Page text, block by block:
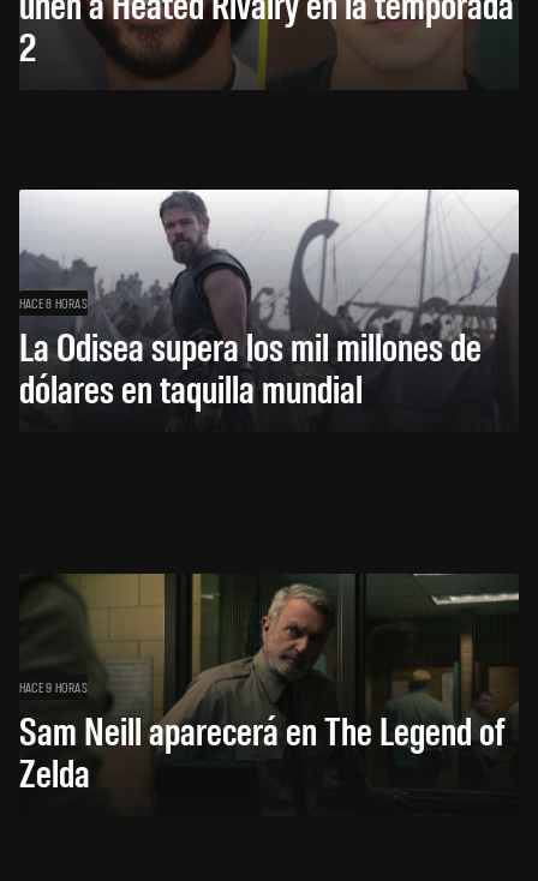
2
HACE 8 HORAS
La Odisea supera los mil millones de
dólares en taquilla mundial
HACE 9 HORAS
Sam Neill aparecerá en The Legend of
Zelda